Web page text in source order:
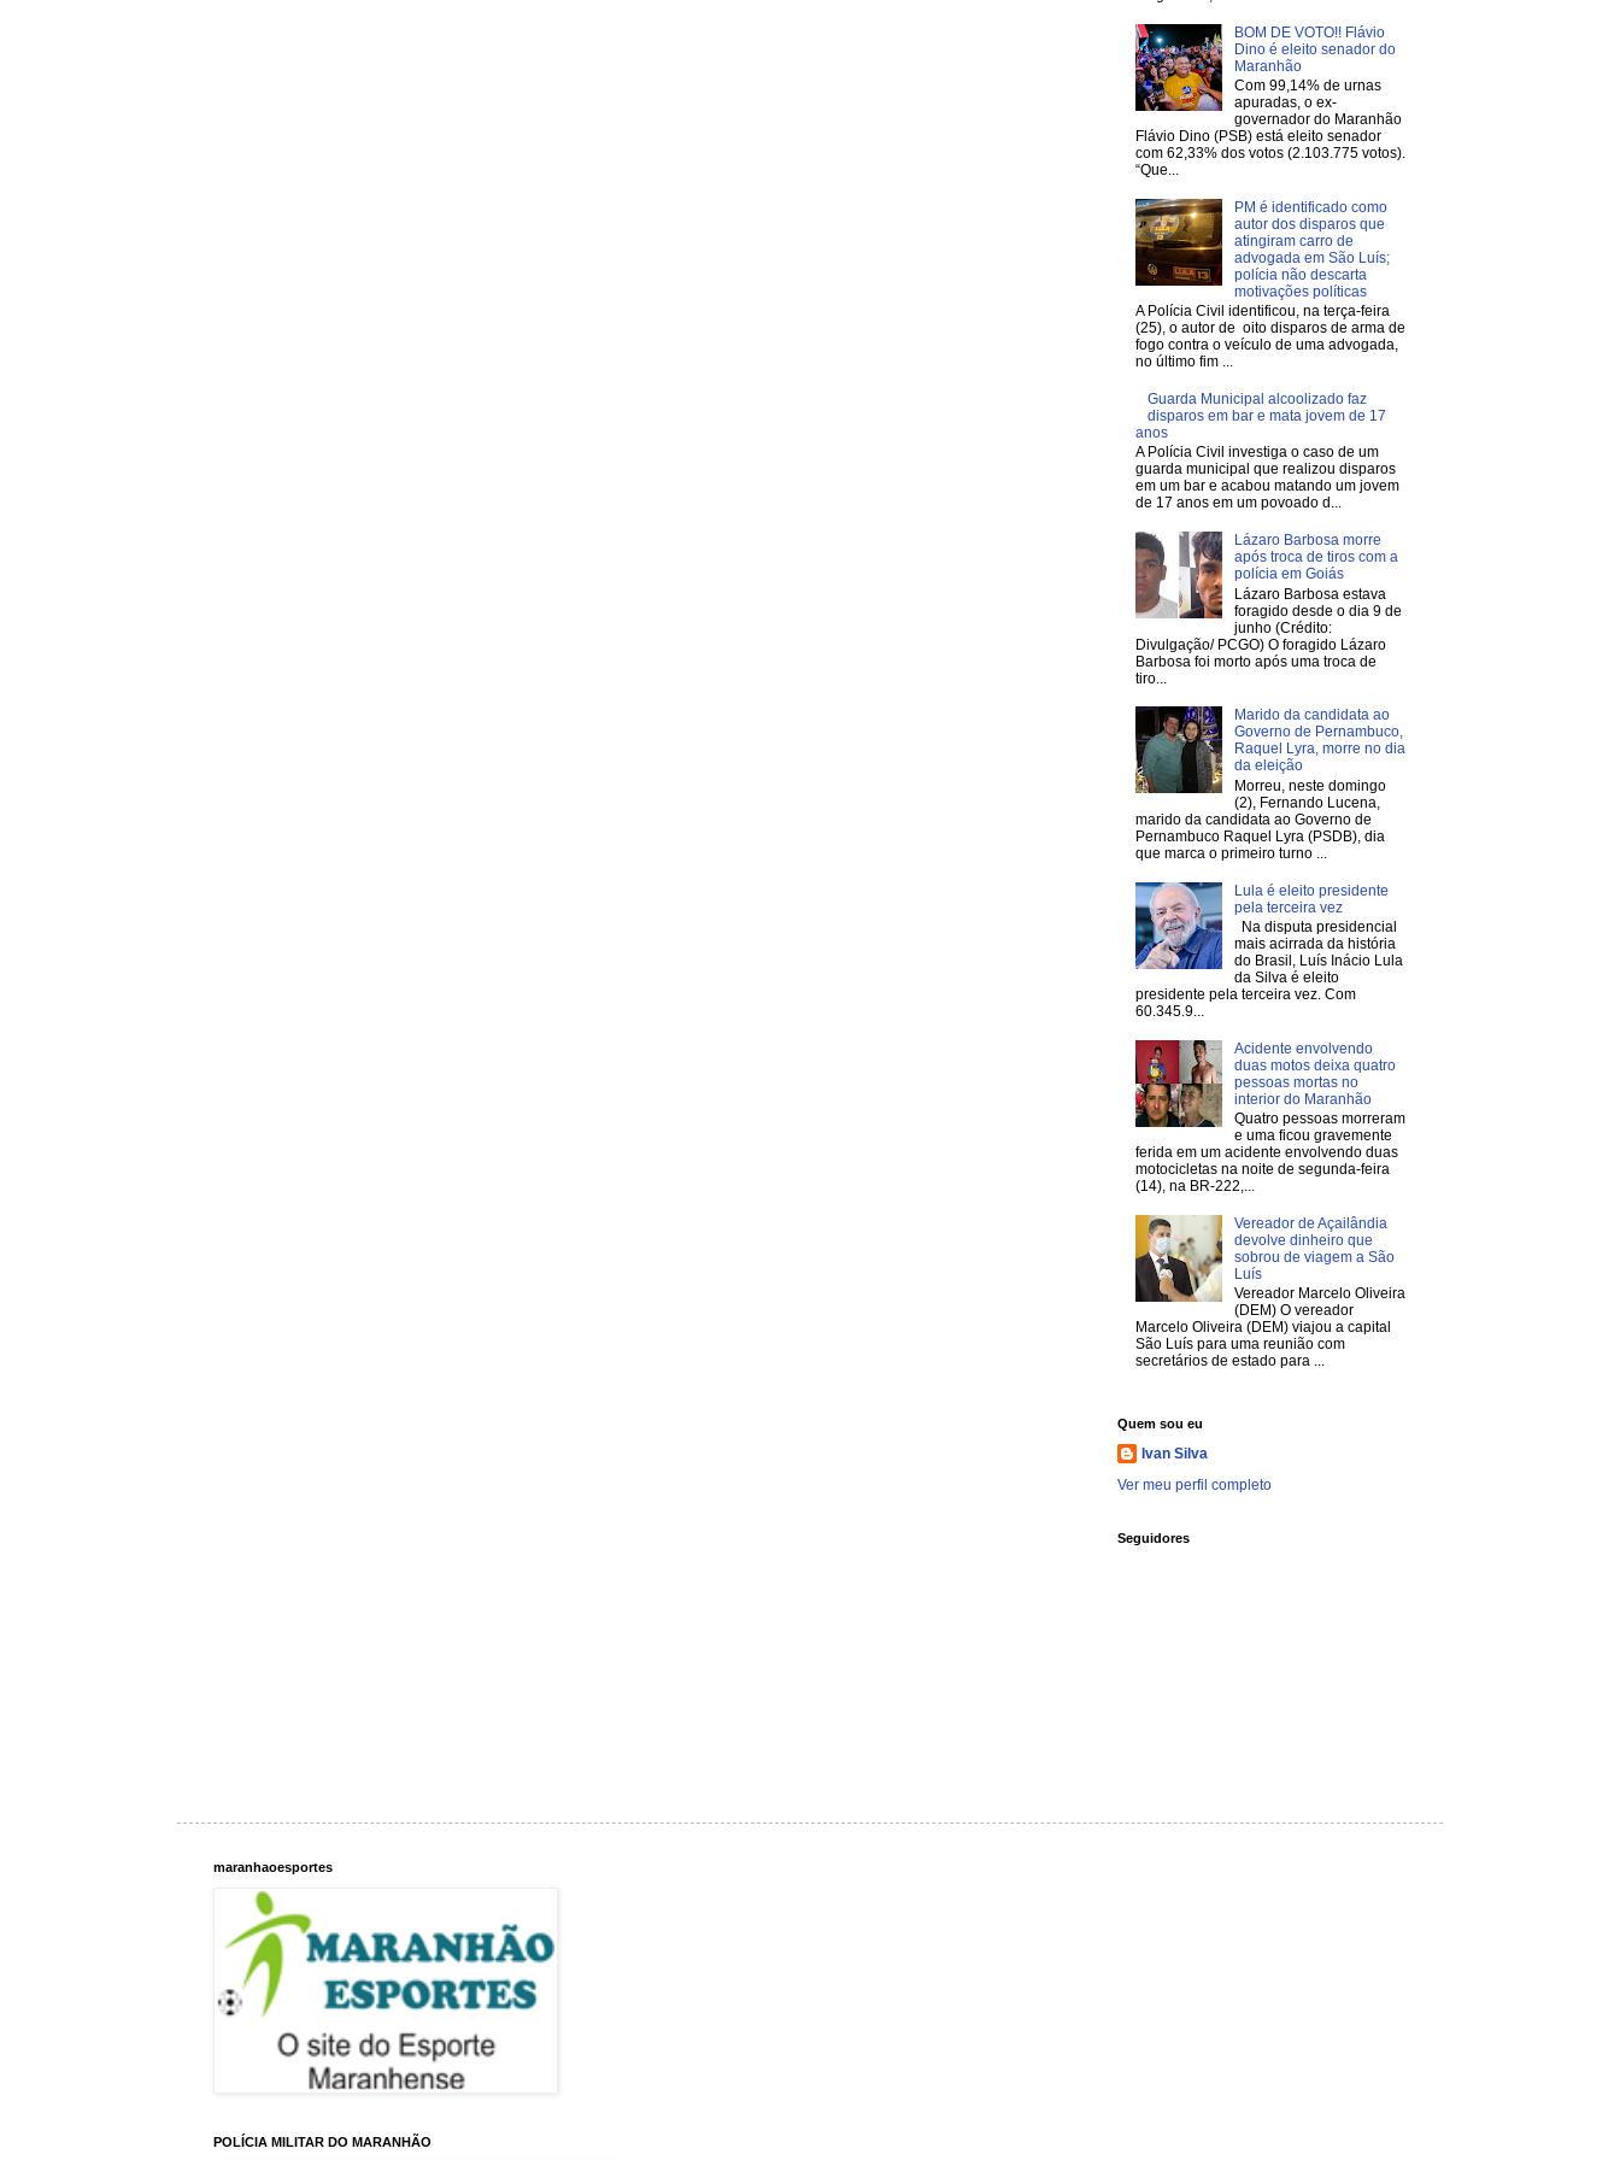
BOM DE VOTO!! Flávio
Dino é eleito senador do
Maranhão
Com 99,14% de urnas
apuradas, o ex-
governador do Maranhão
Flávio Dino (PSB) está eleito senador
com 62,33% dos votos (2.103.775 votos).
“Que...
PM é identificado como
autor dos disparos que
atingiram carro de
advogada em São Luís;
polícia não descarta
motivações políticas
A Polícia Civil identificou, na terça-feira
(25), o autor de oito disparos de arma de
fogo contra o veículo de uma advogada,
no último fim ...
Guarda Municipal alcoolizado faz
disparos em bar e mata jovem de 17
anos
A Polícia Civil investiga o caso de um
guarda municipal que realizou disparos
em um bar e acabou matando um jovem
de 17 anos em um povoado d...
Lázaro Barbosa morre
após troca de tiros com a
polícia em Goiás
Lázaro Barbosa estava
foragido desde o dia 9 de
junho (Crédito:
Divulgação/ PCGO) O foragido Lázaro
Barbosa foi morto após uma troca de
tiro...
Marido da candidata ao
Governo de Pernambuco,
Raquel Lyra, morre no dia
da eleição
Morreu, neste domingo
(2), Fernando Lucena,
marido da candidata ao Governo de
Pernambuco Raquel Lyra (PSDB), dia
que marca o primeiro turno ...
Lula é eleito presidente
pela terceira vez
Na disputa presidencial
mais acirrada da história
do Brasil, Luís Inácio Lula
da Silva é eleito
presidente pela terceira vez. Com
60.345.9...
Acidente envolvendo
duas motos deixa quatro
pessoas mortas no
interior do Maranhão
Quatro pessoas morreram
e uma ficou gravemente
ferida em um acidente envolvendo duas
motocicletas na noite de segunda-feira
(14), na BR-222,...
Vereador de Açailândia
devolve dinheiro que
sobrou de viagem a São
Luís
Vereador Marcelo Oliveira
(DEM) O vereador
Marcelo Oliveira (DEM) viajou a capital
São Luís para uma reunião com
secretários de estado para ...
Quem sou eu
Ivan Silva
Ver meu perfil completo
Seguidores
maranhaoesportes
POLÍCIA MILITAR DO MARANHÃO